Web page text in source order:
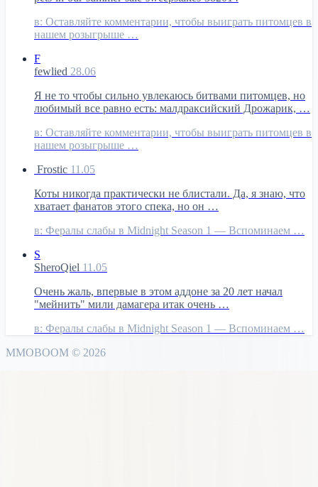
в: Оставляйте комментарии, чтобы выиграть питомцев в
нашем розыгрыше …
F
fewlied 28.06
Я не то чтобы сильно увлекаюсь битвами питомцев, но
любимый все равно есть: малдраксийский Дрожарик, …
в: Оставляйте комментарии, чтобы выиграть питомцев в
нашем розыгрыше …
Frostic 11.05
Коты никогда практически не блистали. Да, я знаю, что
хватает фанатов этого спека, но он …
в: Фералы слабы в Midnight Season 1 — Вспоминаем …
S
SheroQiel 11.05
Очень жаль, впервые в этом аддоне за 20 лет начал
"мейнить" мили дамагера итак очень …
в: Фералы слабы в Midnight Season 1 — Вспоминаем …
MMOBOOM © 2026